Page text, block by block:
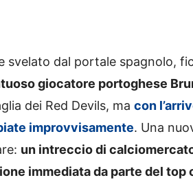
svelato dal portale spagnolo,
giocatore portoghese
dei Red Devils, ma con
improvvisamente. Una
un intreccio di
immediata da parte del top